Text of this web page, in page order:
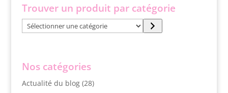
Trouver un produit par catégorie
Sélectionner
une
Nos catégories
Actualité du blog(28)